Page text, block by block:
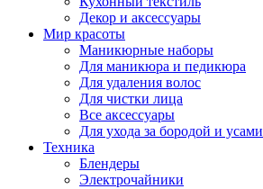
Декор и аксессуары
Мир красоты
Маникюрные наборы
Для маникюра и педикюра
Для удаления волос
Для чистки лица
Все аксессуары
Для ухода за бородой и усами
Техника
Блендеры
Электрочайники